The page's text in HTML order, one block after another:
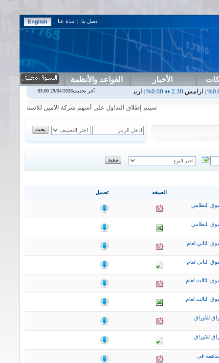
اتصل بنا | نبذة عنا
الأخبار القواعد والأنظمة
|اربيل 0.00
0.00%
|اسفنج1.87
سيتم إطلاق التداول على أسهم شركة الامين للاستثمار المالي في
تحميل الصيغه
النظامي
النظامي
الثاني لعام
الثاني لعام
الثالث لعام
الثالث لعام
للاوراق
للاوراق
في